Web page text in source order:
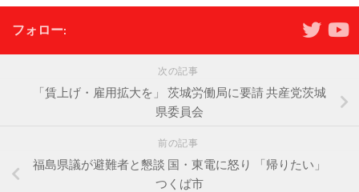
フォロー:
次の記事
「賃上げ・雇用拡大を」 茨城労働局に要請 共産党茨城
県委員会
前の記事
福島県議が避難者と懇談 国・東電に怒り 「帰りたい」
つくば市